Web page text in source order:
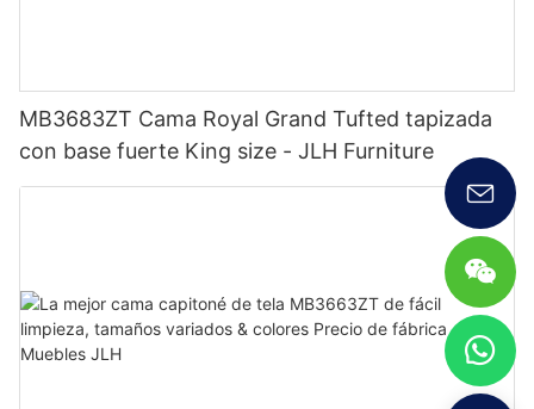
MB3683ZT Cama Royal Grand Tufted tapizada
con base fuerte King size - JLH Furniture